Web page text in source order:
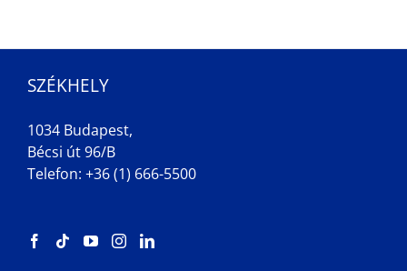
SZÉKHELY
1034 Budapest,
Bécsi út 96/B
Telefon: +36 (1) 666-5500